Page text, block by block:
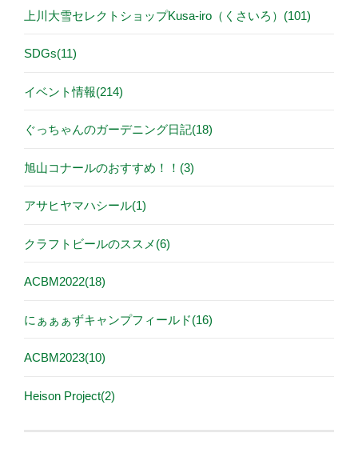
上川大雪セレクトショップKusa-iro（くさいろ）(101)
SDGs(11)
イベント情報(214)
ぐっちゃんのガーデニング日記(18)
旭山コナールのおすすめ！！(3)
アサヒヤマハシール(1)
クラフトビールのススメ(6)
ACBM2022(18)
にぁぁぁずキャンプフィールド(16)
ACBM2023(10)
Heison Project(2)